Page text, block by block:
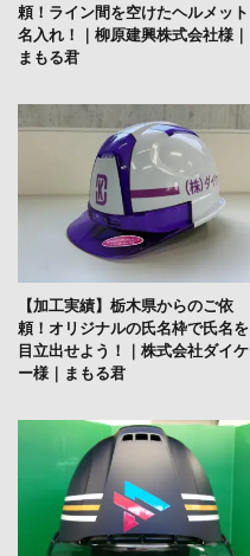
頼！ライン間を空けたヘルメット
名入れ！｜柳原建興株式会社様｜
まもる君
【加工実績】栃木県からのご依
頼！オリジナルの氏名枠で氏名を
目立出せよう！｜株式会社ダイケ
ー様｜まもる君